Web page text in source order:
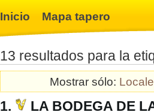
Inicio Mapa tapero
13 resultados para la
Mostrar sólo:
1.
LA BODEGA DE